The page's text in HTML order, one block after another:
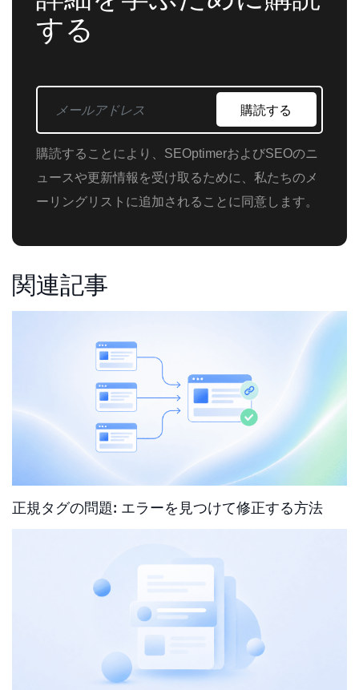
する
購読する
購読することにより、SEOptimerおよびSEOのニ
ュースや更新情報を受け取るために、私たちのメ
ーリングリストに追加されることに同意します。
関連記事
正規タグの問題: エラーを見つけて修正する方法